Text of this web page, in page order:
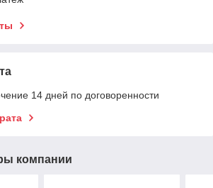
14 дней по договоренности
компании